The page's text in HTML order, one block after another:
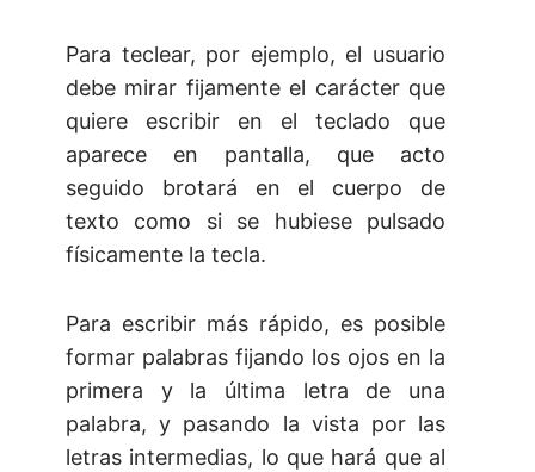
Para teclear, por ejemplo, el usuario
debe mirar fijamente el carácter que
quiere escribir en el teclado que
aparece en pantalla, que acto
seguido brotará en el cuerpo de
texto como si se hubiese pulsado
físicamente la tecla.
Para escribir más rápido, es posible
formar palabras fijando los ojos en la
primera y la última letra de una
palabra, y pasando la vista por las
letras intermedias, lo que hará que al